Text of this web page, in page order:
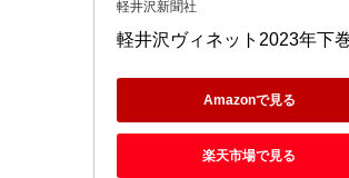
軽井沢新聞社
軽井沢ヴィネット2023年下
Amazonで見る
楽天市場で見る